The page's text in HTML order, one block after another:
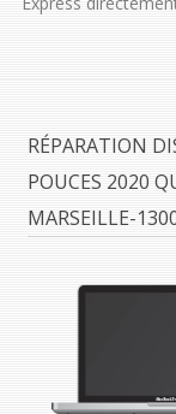
RÉPARATION
POUCES 2020
MARSEILLE-